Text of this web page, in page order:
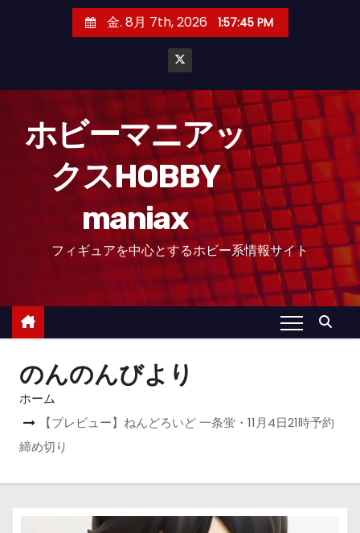
金. 8月 7th, 2026 1:57:46 PM
ホビーマニアッ
クスHOBBY
maniax
フィギュアを中心とするホビー系情報サイト
のんのんびより
ホーム
【プレビュー】ねんどろいど 一条蛍・11月4日21時予約
締め切り